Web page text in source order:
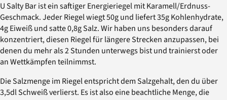
U Salty Bar ist ein saftiger Energieriegel mit Karamell/Erdnuss-
Geschmack. Jeder Riegel wiegt 50g und liefert 35g Kohlenhydrate,
4g Eiweiß und satte 0,8g Salz. Wir haben uns besonders darauf
konzentriert, diesen Riegel für längere Strecken anzupassen, bei
denen du mehr als 2 Stunden unterwegs bist und trainierst oder
an Wettkämpfen teilnimmst.
Die Salzmenge im Riegel entspricht dem Salzgehalt, den du über
3,5dl Schweiß verlierst. Es ist also eine beachtliche Menge, die